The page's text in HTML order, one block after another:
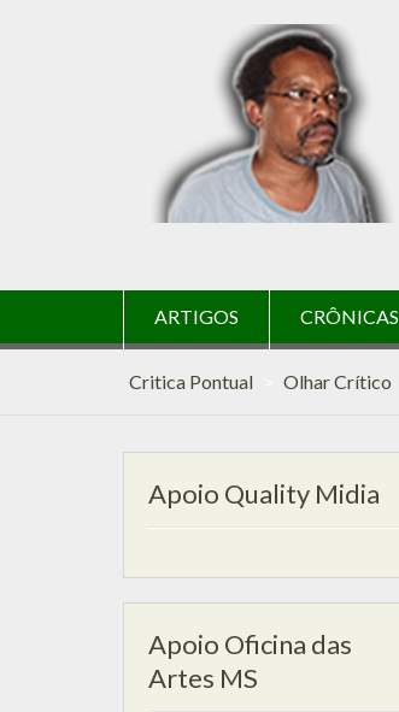
ARTIGOS CRÔNICAS
Critica Pontual Olhar Crítico
Apoio Quality Midia
Apoio Oficina das
Artes MS